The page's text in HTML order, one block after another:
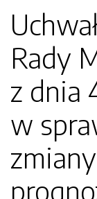
Rady
z dnia
w